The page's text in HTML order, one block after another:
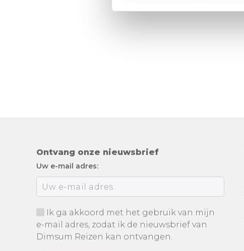
Ontvang onze nieuwsbrief
Uw e-mail adres:
Ik ga akkoord met het gebruik van mijn
e-mail adres, zodat ik de nieuwsbrief van
Dimsum Reizen kan ontvangen.